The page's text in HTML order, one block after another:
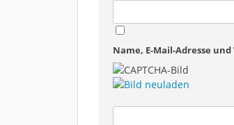
Name, E-Mail-Adresse